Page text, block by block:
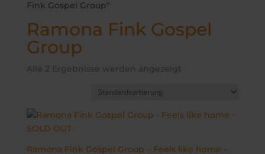
Fink Gospel Group“
Ramona Fink Gospel
Group
Alle 2 Ergebnisse werden angezeigt
Ramona Fink Gospel Group – Feels like home –